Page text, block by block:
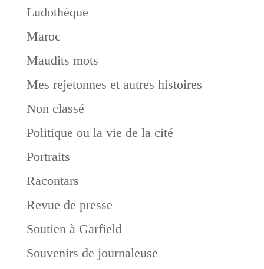
Ludothèque
Maroc
Maudits mots
Mes rejetonnes et autres histoires
Non classé
Politique ou la vie de la cité
Portraits
Racontars
Revue de presse
Soutien à Garfield
Souvenirs de journaleuse